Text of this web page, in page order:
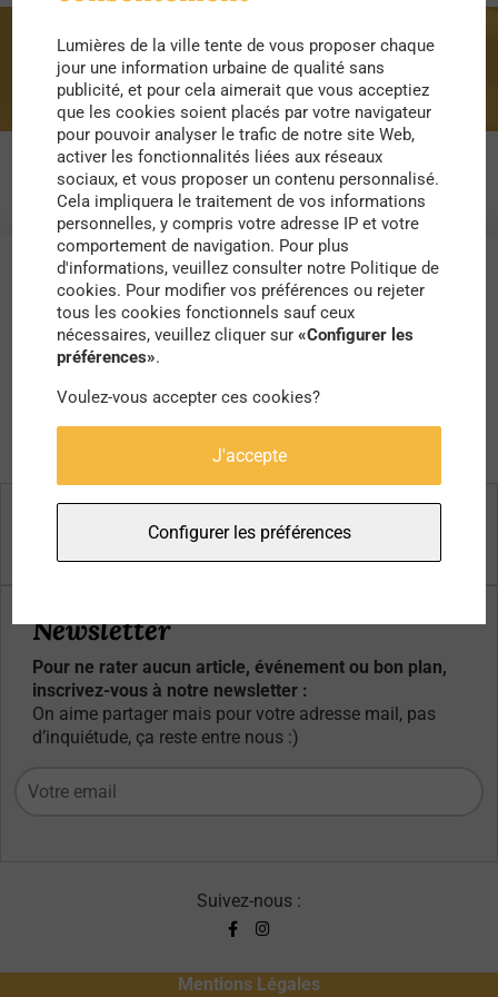
arbres fruitiers
Newsletter
Pour ne rater aucun article, événement ou bon plan,
inscrivez-vous à notre newsletter :
On aime partager mais pour votre adresse mail, pas
d’inquiétude, ça reste entre nous :)
Suivez-nous :
Mentions Légales
Lumières de la ville tente de vous proposer chaque
jour une information urbaine de qualité sans
publicité, et pour cela aimerait que vous acceptiez
que les cookies soient placés par votre navigateur
pour pouvoir analyser le trafic de notre site Web,
activer les fonctionnalités liées aux réseaux
sociaux, et vous proposer un contenu personnalisé.
Cela impliquera le traitement de vos informations
personnelles, y compris votre adresse IP et votre
comportement de navigation. Pour plus
d'informations, veuillez consulter notre Politique de
cookies. Pour modifier vos préférences ou rejeter
tous les cookies fonctionnels sauf ceux
nécessaires, veuillez cliquer sur«Configurer les
préférences».
Voulez-vous accepter ces cookies?
J'accepte
Configurer les préférences